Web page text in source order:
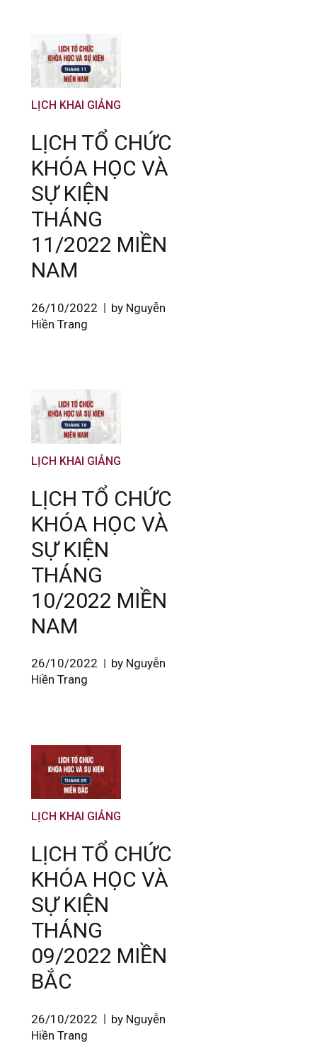
LỊCH KHAI GIẢNG
LỊCH TỔ CHỨC
KHÓA HỌC VÀ
SỰ KIỆN
THÁNG
11/2022 MIỀN
NAM
26/10/2022
by Nguyễn
Hiền Trang
LỊCH KHAI GIẢNG
LỊCH TỔ CHỨC
KHÓA HỌC VÀ
SỰ KIỆN
THÁNG
10/2022 MIỀN
NAM
26/10/2022
by Nguyễn
Hiền Trang
LỊCH KHAI GIẢNG
LỊCH TỔ CHỨC
KHÓA HỌC VÀ
SỰ KIỆN
THÁNG
09/2022 MIỀN
BẮC
26/10/2022
by Nguyễn
Hiền Trang